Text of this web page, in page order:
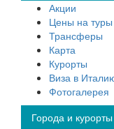
Акции
Цены на
Трансферы
Карта
Курорты
Виза в
Фотогалерея
Города и